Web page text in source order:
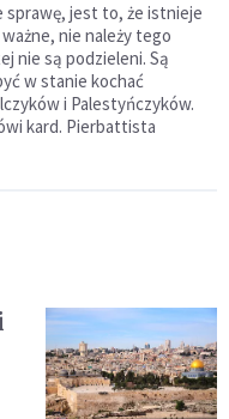
sprawę, jest to, że istnieje
nie należy tego
nie są podzieleni. Są
w stanie kochać
i Palestyńczyków.
kard. Pierbattista